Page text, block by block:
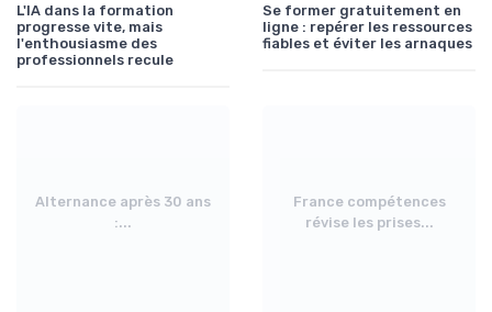
L'IA dans la formation
progresse vite, mais
l'enthousiasme des
professionnels recule
Se former gratuitement en
ligne : repérer les ressources
fiables et éviter les arnaques
Alternance après 30 ans
:...
France compétences
révise les prises...